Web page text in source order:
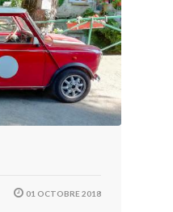
01 OCTOBRE 2018